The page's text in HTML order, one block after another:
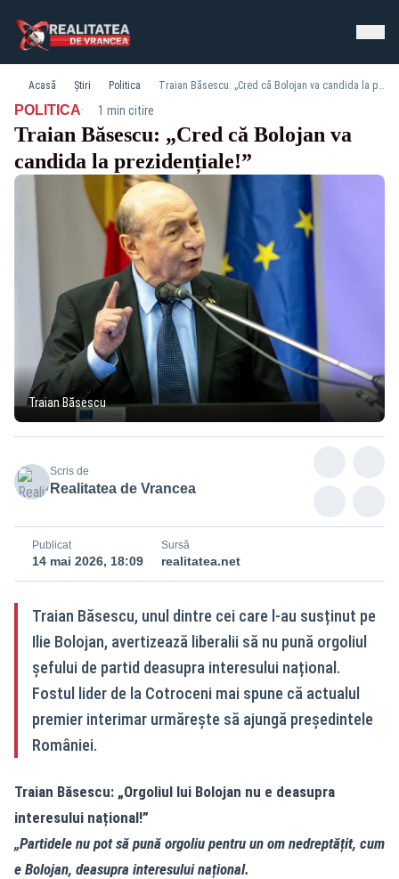
Acasă Știri Politica Traian Băsescu: „Cred că Bolojan va candida la prezidențiale!”
POLITICA· 1 min citire
Traian Băsescu: „Cred că Bolojan va
candida la prezidențiale!”
Traian Băsescu
Scris de
Realitatea de Vrancea
Publicat
14 mai 2026, 18:09
Sursă
realitatea.net
Traian Băsescu, unul dintre cei care l-au susținut pe
Ilie Bolojan, avertizează liberalii să nu pună orgoliul
șefului de partid deasupra interesului național.
Fostul lider de la Cotroceni mai spune că actualul
premier interimar urmărește să ajungă președintele
României.
Traian Băsescu: „Orgoliul lui Bolojan nu e deasupra
interesului național!”
„Partidele nu pot să pună orgoliu pentru un om nedreptățit, cum
e Bolojan, deasupra interesului național.